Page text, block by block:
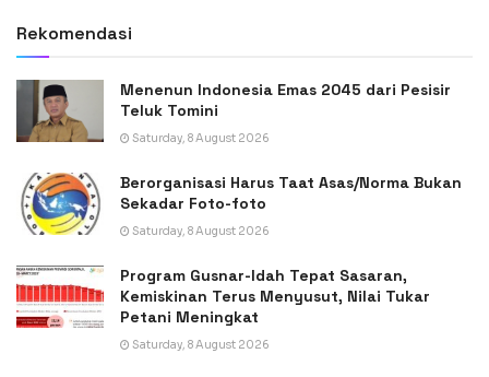
Rekomendasi
Menenun Indonesia Emas 2045 dari Pesisir
Teluk Tomini
Saturday, 8 August 2026
Berorganisasi Harus Taat Asas/Norma Bukan
Sekadar Foto-foto
Saturday, 8 August 2026
Program Gusnar-Idah Tepat Sasaran,
Kemiskinan Terus Menyusut, Nilai Tukar
Petani Meningkat
Saturday, 8 August 2026